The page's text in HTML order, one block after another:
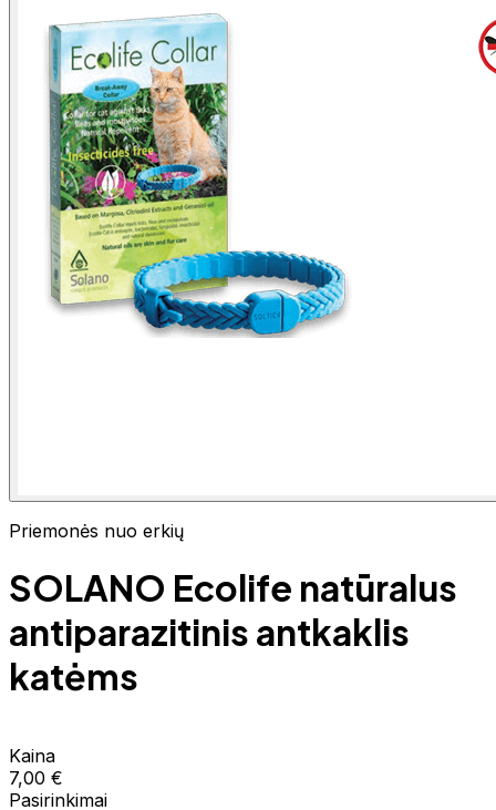
Priemonės nuo erkių
SOLANO Ecolife natūralus
antiparazitinis antkaklis
katėms
Kaina
7,00 €
Pasirinkimai